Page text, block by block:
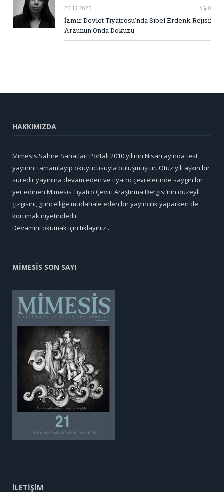
25.12.2025 0
İzmir Devlet Tiyatrosu’nda Sibel Erdenk Rejisi:
Arzunun Onda Dokuzu
HAKKIMIZDA
Mimesis Sahne Sanatları Portali 2010 yılının Nisan ayında test
yayınını tamamlayıp okuyucusuyla buluşmuştur. Otuz yılı aşkın bir
süredir yayınına devam eden ve tiyatro çevrelerinde saygın bir
yer edinen Mimesis Tiyatro Çeviri Araştırma Dergisi’nin düzeyli
çizgisini, güncelliğe müdahale eden bir yayıncılık yaparken de
korumak niyetindedir.
Devamını okumak için tıklayınız...
MİMESİS SON SAYI
İLETİŞİM